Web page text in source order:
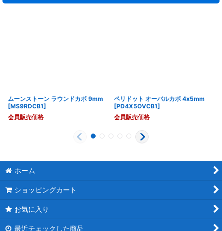
ムーンストーン ラウンドカボ 9mm
[MS9RDCB1]
会員販売価格
ペリドット オーバルカボ 4x5mm
[PD4X5OVCB1]
会員販売価格
ホーム
ショッピングカート
お気に入り
最近チェックした商品